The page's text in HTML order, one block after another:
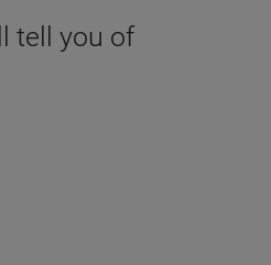
tell you of